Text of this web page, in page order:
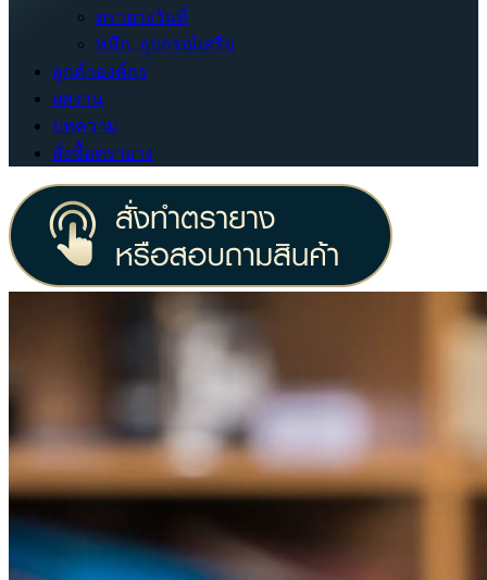
ตรายางวันที่
หมึก, อุปกรณ์เสริม
ลูกค้าองค์กร
ผลงาน
บทความ
สั่งซื้อตรายาง